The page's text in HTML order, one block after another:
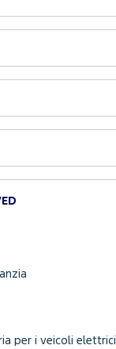
per i veicoli elettrici